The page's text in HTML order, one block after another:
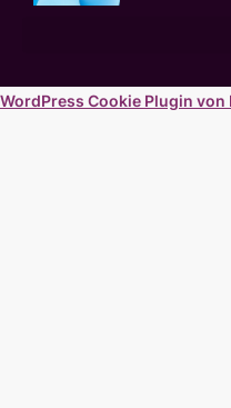
WordPress Cookie Plugin von